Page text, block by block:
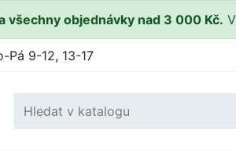
všechny objednávky nad 3 000 Kč.
Pá 9-12, 13-17